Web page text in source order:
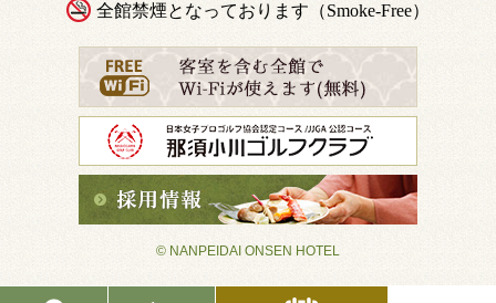
全館禁煙となっております（Smoke-Free）
© NANPEIDAI ONSEN HOTEL